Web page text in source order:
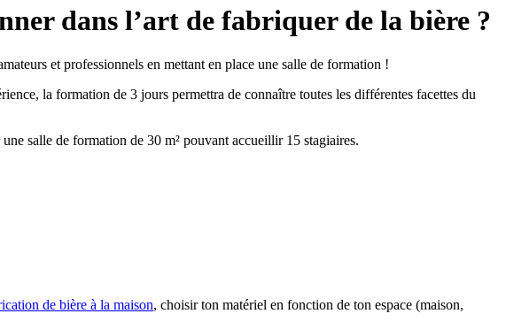
dans l’art de fabriquer de la bière ?
et professionnels en mettant en place une salle de formation !
la formation de 3 jours permettra de connaître toutes les différentes facettes du
salle de formation de 30 m² pouvant accueillir 15 stagiaires.
de bière à la maison, choisir ton matériel en fonction de ton espace (maison,